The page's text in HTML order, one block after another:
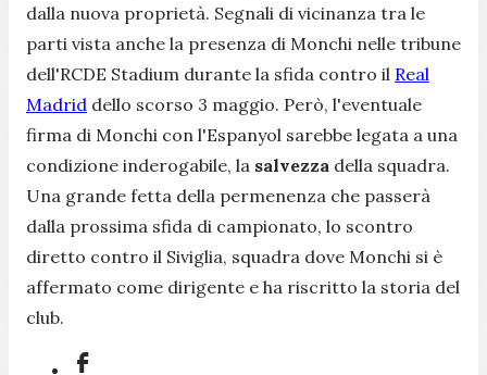
dalla nuova proprietà. Segnali di vicinanza tra le
parti vista anche la presenza di Monchi nelle tribune
dell'RCDE Stadium durante la sfida contro il Real
Madrid dello scorso 3 maggio. Però, l'eventuale
firma di Monchi con l'Espanyol sarebbe legata a una
condizione inderogabile, la salvezza della squadra.
Una grande fetta della permenenza che passerà
dalla prossima sfida di campionato, lo scontro
diretto contro il Siviglia, squadra dove Monchi si è
affermato come dirigente e ha riscritto la storia del
club.